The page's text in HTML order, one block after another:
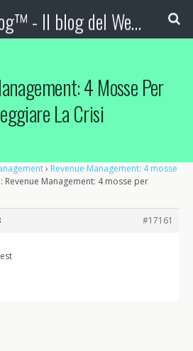
Booking Blog™ - Il blog del Web Marketing Turistico
4 Mosse Per
La Crisi
› Revenue Management: 4 mosse
Revenue Management: 4 mosse per
#17161